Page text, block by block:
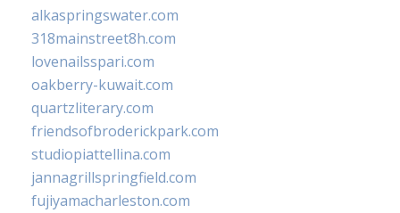
alkaspringswater.com
318mainstreet8h.com
lovenailsspari.com
oakberry-kuwait.com
quartzliterary.com
friendsofbroderickpark.com
studiopiattellina.com
jannagrillspringfield.com
fujiyamacharleston.com